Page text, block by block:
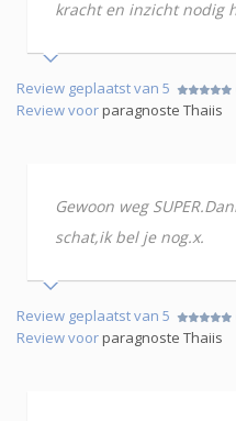
kracht en inzicht nodig
Review geplaatst van 5
Review voorparagnoste Thaiis
Gewoon weg
schat,ik bel je nog.x.
Review geplaatst van 5
Review voorparagnoste Thaiis